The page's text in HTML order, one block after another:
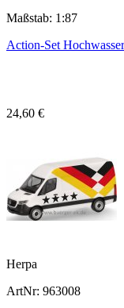
Maßstab: 1:87
Action-Set
24,60 €
Herpa
ArtNr: 963008